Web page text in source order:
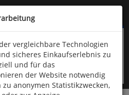
überspringen
9323-960
vergleichbare Technologien
sicheres Einkaufserlebnis zu
und für das
der Website notwendig
anonymen Statistikzwecken,